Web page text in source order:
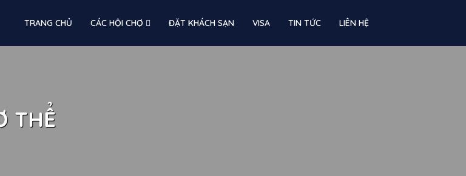
TRANG CHỦ CÁC HỘI CHỢ ĐẶT KHÁCH SẠN VISA TIN TỨC LIÊN HỆ
THỂ